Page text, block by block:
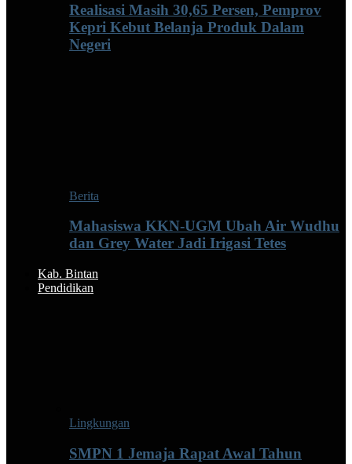
Realisasi Masih 30,65 Persen, Pemprov
Kepri Kebut Belanja Produk Dalam
Negeri
Berita
Mahasiswa KKN-UGM Ubah Air Wudhu
dan Grey Water Jadi Irigasi Tetes
Kab. Bintan
Pendidikan
Lingkungan
SMPN 1 Jemaja Rapat Awal Tahun